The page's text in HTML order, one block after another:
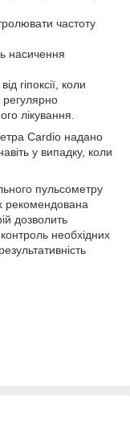
частоту
насичення
гіпоксії, коли
регулярно
лікування.
Cardio надано
у випадку, коли
пульсометру
рекомендована
дозволить
необхідних